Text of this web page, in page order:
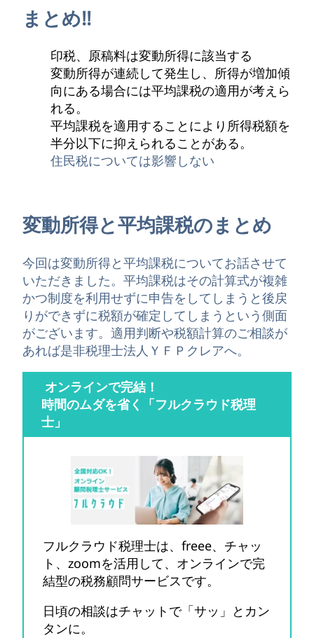
まとめ!!
印税、原稿料は変動所得に該当する
変動所得が連続して発生し、所得が増加傾
向にある場合には平均課税の適用が考えら
れる。
平均課税を適用することにより所得税額を
半分以下に抑えられることがある。
住民税については影響しない
変動所得と平均課税のまとめ
今回は変動所得と平均課税についてお話させて
いただきました。平均課税はその計算式が複雑
かつ制度を利用せずに申告をしてしまうと後戻
りができずに税額が確定してしまうという側面
がございます。適用判断や税額計算のご相談が
あれば是非税理士法人ＹＦＰクレアへ。
オンラインで完結！
時間のムダを省く「フルクラウド税理
士」
フルクラウド税理士は、freee、チャッ
ト、zoomを活用して、オンラインで完
結型の税務顧問サービスです。
日頃の相談はチャットで「サッ」とカン
タンに。